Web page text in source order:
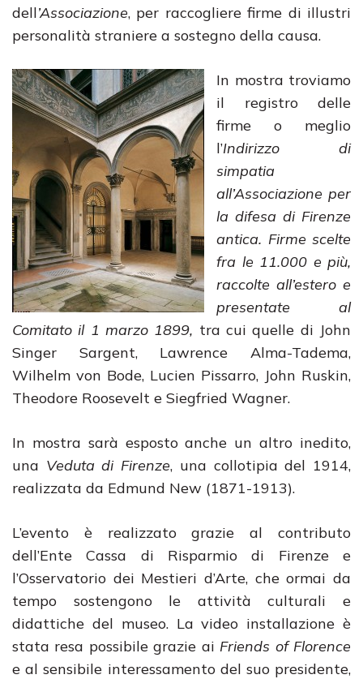
dell’Associazione, per raccogliere firme di illustri
personalità straniere a sostegno della causa.
In mostra troviamo
il registro delle
firme o meglio
l’Indirizzo di
simpatia
all’Associazione per
la difesa di Firenze
antica. Firme scelte
fra le 11.000 e più,
raccolte all’estero e
presentate al
Comitato il 1 marzo 1899, tra cui quelle di John
Singer Sargent, Lawrence Alma-Tadema,
Wilhelm von Bode, Lucien Pissarro, John Ruskin,
Theodore Roosevelt e Siegfried Wagner.
In mostra sarà esposto anche un altro inedito,
una Veduta di Firenze, una collotipia del 1914,
realizzata da Edmund New (1871-1913).
L’evento è realizzato grazie al contributo
dell’Ente Cassa di Risparmio di Firenze e
l’Osservatorio dei Mestieri d’Arte, che ormai da
tempo sostengono le attività culturali e
didattiche del museo. La video installazione è
stata resa possibile grazie ai Friends of Florence
e al sensibile interessamento del suo presidente,